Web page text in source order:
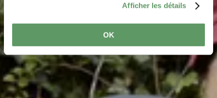
Afficher les détails
OK